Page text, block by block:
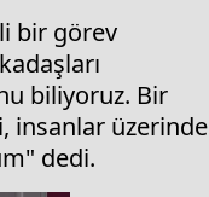
bir görev
biliyoruz. Bir
insanlar üzerinde
dedi.